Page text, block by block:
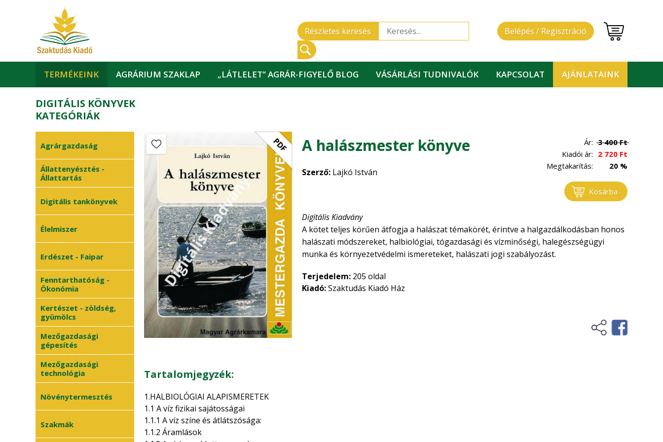
Belépés / Regisztráció
Részletes keresés
TERMÉKEINK AGRÁRIUM SZAKLAP „LÁTLELET” AGRÁR-FIGYELŐ BLOG VÁSÁRLÁSI TUDNIVALÓK KAPCSOLAT AJÁNLATAINK
DIGITÁLIS KÖNYVEK
KATEGÓRIÁK
Agrárgazdaság
Állattenyésztés -
Állattartás
Digitális tankönyvek
Élelmiszer
Erdészet - Faipar
Fenntarthatóság -
Ökonómia
Kertészet - zöldség,
gyümölcs
Mezőgazdasági
gépesítés
Mezőgazdasági
technológia
Növénytermesztés
• Szántóföldi
Szakmák
PDF A halászmester könyve
Szerző: Lajkó István
Ár: 3 400Ft
Kiadói ár: 2 720 Ft
Megtakarítás:
20 %
Kosárba
Digitális Kiadvány
A kötet teljes körűen átfogja a halászat témakörét, érintve a halgazdálkodásban honos
halászati módszereket, halbiológiai, tógazdasági és vízminőségi, halegészségügyi
munka és környezetvédelmi ismereteket, halászati jogi szabályozást.
Terjedelem: 205 oldal
Kiadó:Szaktudás Kiadó Ház
Tartalomjegyzék:
1.HALBIOLÓGIAI ALAPISMERETEK
1.1 A víz fizikai sajátosságai
1.1.1 A víz színe és átlátszósága:
1.1.2 Áramlások